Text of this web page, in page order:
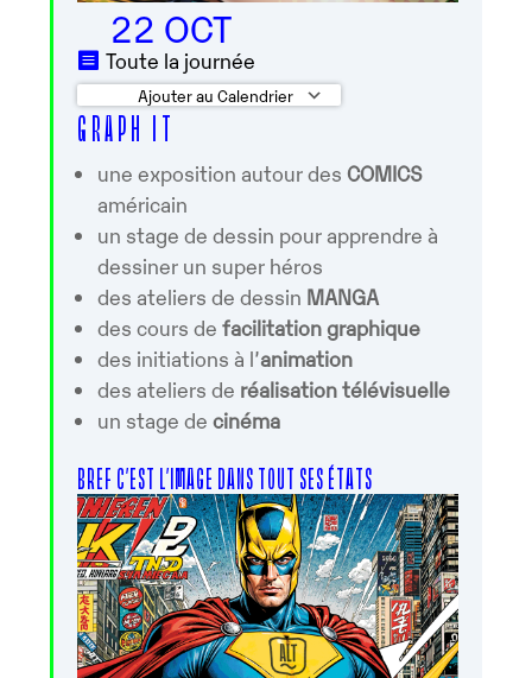
22 OCT
Toute la journée
Ajouter au Calendrier
Télécharger ICS
G R A P H I T
une exposition autour desCOMICS
américain
un stage de dessin pour apprendre à
dessiner un super héros
des ateliers de dessin MANGA
des cours defacilitation graphique
des initiations à l’animation
des ateliers de réalisation télévisuelle
un stage decinéma
BREF C’EST L’IMAGE DANS TOUT SES ÉTATS